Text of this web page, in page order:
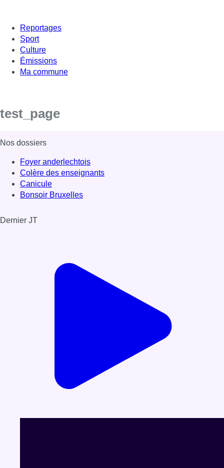
Reportages
Sport
Culture
Émissions
Ma commune
test_page
Nos dossiers
Foyer anderlechtois
Colère des enseignants
Canicule
Bonsoir Bruxelles
Dernier JT